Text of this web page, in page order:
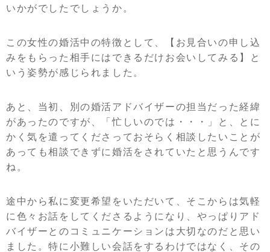
いかがでしたでしょうか。
この女性の婚活中の特徴として、【お見合いの申し込
みをもらった相手にはできるだけお会いしてみる】と
いう姿勢が感じられました。
あと、当初、別の婚活アドバイザーの担当だった経緯
があったのですが、「忙しいのでは・・・」と、とに
かく気を遣ってくださっておそらく相談したいことが
あっても相談できずに婚活をされていたと思うんです
ね。
途中から私に変更希望をいただいて、そこからは気軽
に色々お話をしてくださるようになり、やっぱりアド
バイザーとのコミュニケーションは大切なのだと思い
ました。特に小難しい会話をするわけではなく、その